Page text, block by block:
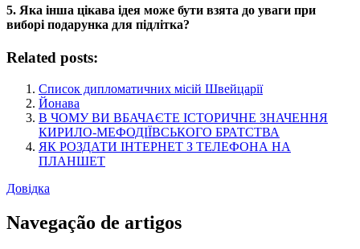
5. Яка інша цікава ідея може бути взята до уваги при
виборі подарунка для підлітка?
Related posts:
Список дипломатичних місій Швейцарії
Йонава
В ЧОМУ ВИ ВБАЧАЄТЕ ІСТОРИЧНЕ ЗНАЧЕННЯ
КИРИЛО-МЕФОДІЇВСЬКОГО БРАТСТВА
ЯК РОЗДАТИ ІНТЕРНЕТ З ТЕЛЕФОНА НА
ПЛАНШЕТ
Довідка
Navegação de artigos